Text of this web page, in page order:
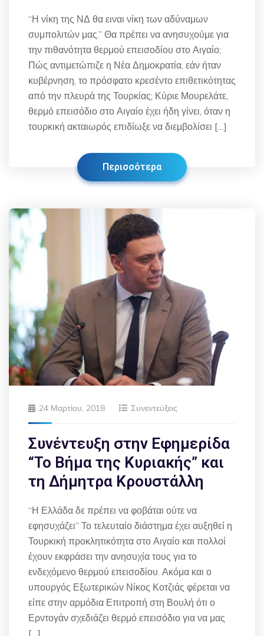
“Η νίκη της ΝΔ θα ειναι νίκη των αδύναμων
συμπολιτών μας.” Θα πρέπει να ανησυχούμε για
την πιθανότητα θερμού επεισοδίου στο Αιγαίο;
Πώς αντιμετώπιζε η Νέα Δημοκρατία, εάν ήταν
κυβέρνηση, το πρόσφατο κρεσέντο επιθετικότητας
από την πλευρά της Τουρκίας; Κύριε Μουρελάτε,
θερμό επεισόδιο στο Αιγαίο έχει ήδη γίνει, όταν η
τουρκική ακταιωρός επιδίωξε να διεμβολίσει […]
Περισσότερα
24 Μαρτίου, 2018 Συνεντεύξεις
Συνέντευξη στην Εφημερίδα
“Το Βήμα της Κυριακής” και
τη Δήμητρα Κρουστάλλη
“Η Ελλάδα δε πρέπει να φοβάται ούτε να
εφησυχάζει” Το τελευταίο διάστημα έχει αυξηθεί η
Τουρκική προκλητικότητα στο Αιγαίο και πολλοί
έχουν εκφράσει την ανησυχία τους για το
ενδεχόμενο θερμού επεισοδίου. Ακόμα και ο
υπουργός Εξωτερικών Νίκος Κοτζιάς φέρεται να
είπε στην αρμόδια Επιτροπή στη Βουλή ότι ο
Ερντογάν σχεδιάζει θερμό επεισόδιο για να μας
[…]